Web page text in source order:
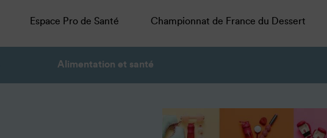
Espace Pro de Santé Championnat de France du Dessert
Alimentation et santé